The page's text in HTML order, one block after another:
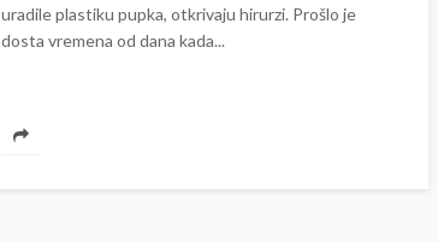
uradile plastiku pupka, otkrivaju hirurzi. Prošlo je
dosta vremena od dana kada...